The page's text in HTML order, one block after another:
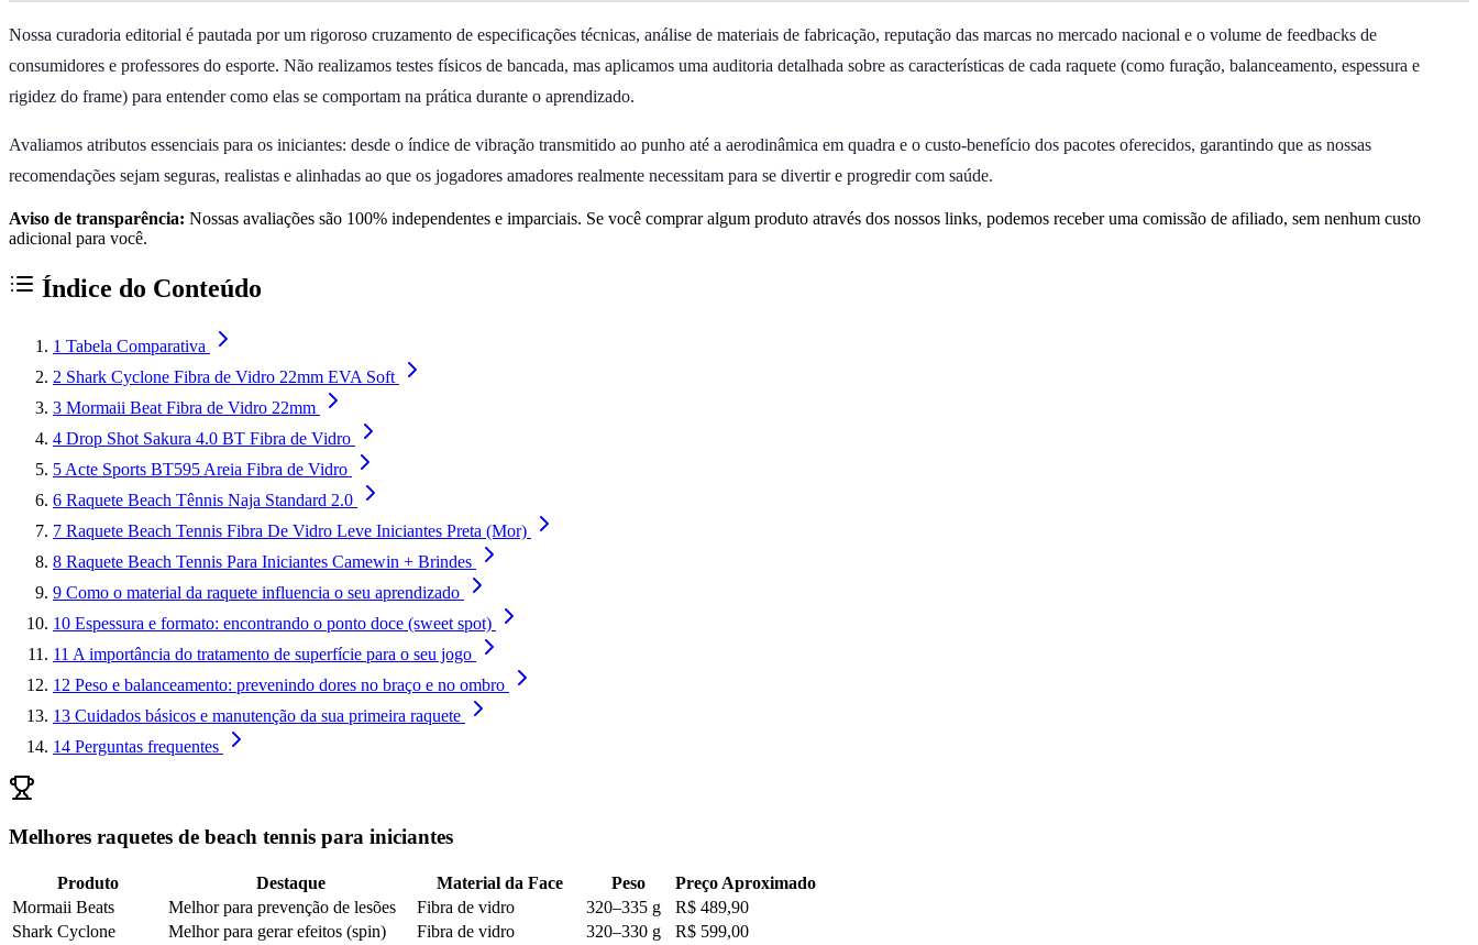
Nossa curadoria editorial é pautada por um rigoroso cruzamento de especificações técnicas, análise de materiais de fabricação, reputação das marcas no mercado nacional e o volume de feedbacks de
consumidores e professores do esporte. Não realizamos testes físicos de bancada, mas aplicamos uma auditoria detalhada sobre as características de cada raquete (como furação, balanceamento, espessura e
rigidez do frame) para entender como elas se comportam na prática durante o aprendizado.
Avaliamos atributos essenciais para os iniciantes: desde o índice de vibração transmitido ao punho até a aerodinâmica em quadra e o custo-benefício dos pacotes oferecidos, garantindo que as nossas
recomendações sejam seguras, realistas e alinhadas ao que os jogadores amadores realmente necessitam para se divertir e progredir com saúde.
Aviso de transparência: Nossas avaliações são 100% independentes e imparciais. Se você comprar algum produto através dos nossos links, podemos receber uma comissão de afiliado, sem nenhum custo
adicional para você.
Índice do Conteúdo
1 Tabela Comparativa
2 Shark Cyclone Fibra de Vidro 22mm EVA Soft
3 Mormaii Beat Fibra de Vidro 22mm
4 Drop Shot Sakura 4.0 BT Fibra de Vidro
5 Acte Sports BT595 Areia Fibra de Vidro
6 Raquete Beach Tênnis Naja Standard 2.0
7 Raquete Beach Tennis Fibra De Vidro Leve Iniciantes Preta (Mor)
8 Raquete Beach Tennis Para Iniciantes Camewin + Brindes
9 Como o material da raquete influencia o seu aprendizado
10 Espessura e formato: encontrando o ponto doce (sweet spot)
11 A importância do tratamento de superfície para o seu jogo
12 Peso e balanceamento: prevenindo dores no braço e no ombro
13 Cuidados básicos e manutenção da sua primeira raquete
14 Perguntas frequentes
Melhores raquetes de beach tennis para iniciantes
Produto Destaque Material da Face Peso
Preço Aproximado
Mormaii Beats
Melhor para prevenção de lesões Fibra de vidro 320–335 g
R$ 489,90
Shark Cyclone
Melhor para gerar efeitos (spin) Fibra de vidro 320–330 g
R$ 599,00